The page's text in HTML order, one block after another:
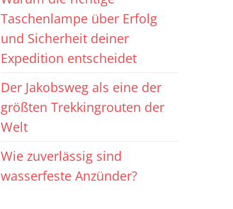
Taschenlampe über Erfolg
und Sicherheit deiner
Expedition entscheidet
Der Jakobsweg als eine der
größten Trekkingrouten der
Welt
Wie zuverlässig sind
wasserfeste Anzünder?